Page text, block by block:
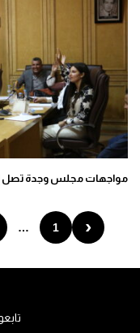
مواجهات مجلس وجدة تصل
‹
1
…